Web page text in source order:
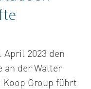
April 2023 den
an der Walter
Koop Group führt